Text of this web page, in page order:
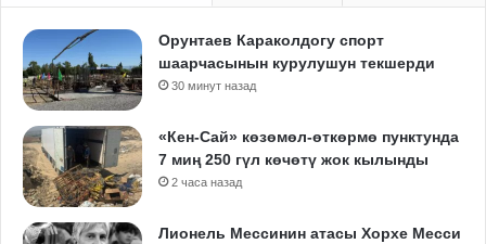
Орунтаев Караколдогу спорт
шаарчасынын курулушун текшерди
30 минут назад
«Кен-Сай» көзөмөл-өткөрмө пунктунда
7 миң 250 гүл көчөтү жок кылынды
2 часа назад
Лионель Мессинин атасы Хорхе Месси